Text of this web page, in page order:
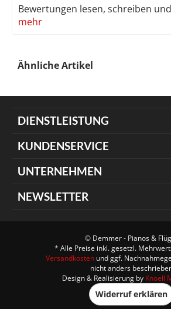
Bewertungen lesen, schreiben
mehr
Ähnliche Artikel
DIENSTLEISTUNG
KUNDENSERVICE
UNTERNEHMEN
NEWSLETTER
© Demmer - Pianos &
* Alle Preise inkl. gesetzl.
Versandkosten und ggf.
nicht anders
Design & Realisierung by Knoell
Widerruf erklären